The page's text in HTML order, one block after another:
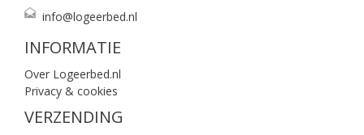
info@logeerbed.nl
INFORMATIE
Over Logeerbed.nl
Privacy & cookies
VERZENDING